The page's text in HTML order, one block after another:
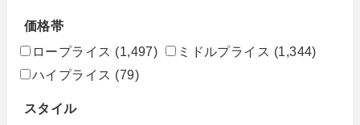
価格帯
ロープライス (1,497) ミドルプライス (1,344)
ハイプライス (79)
スタイル